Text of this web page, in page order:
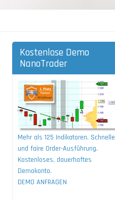
Kostenlose Demo
NanoTrader
Mehr als 125 Indikatoren. Schnelle
und faire Order-Ausführung.
Kostenloses, dauerhaftes
Demokonto.
DEMO ANFRAGEN